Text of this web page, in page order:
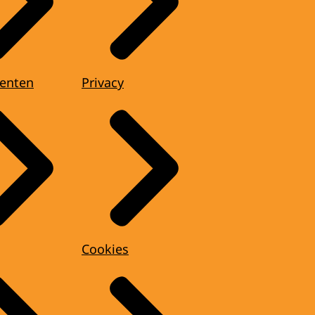
Privacy
Cookies